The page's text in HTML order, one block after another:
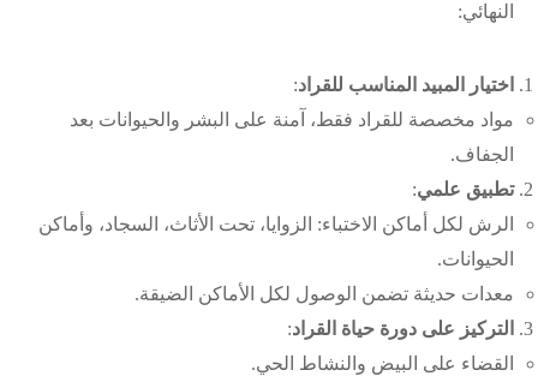
النهائي:
اختيار المبيد المناسب للقراد:
مواد مخصصة للقراد فقط، آمنة على البشر والحيوانات بعد
الجفاف.
تطبيق علمي:
الرش لكل أماكن الاختباء: الزوايا، تحت الأثاث، السجاد، وأماكن
الحيوانات.
معدات حديثة تضمن الوصول لكل الأماكن الضيقة.
التركيز على دورة حياة القراد:
القضاء على البيض والنشاط الحي.